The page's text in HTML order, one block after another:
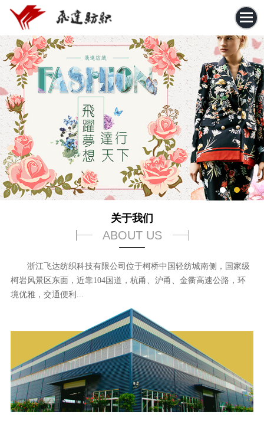
关于我们
ABOUT US
浙江飞达纺织科技有限公司位于柯桥中国轻纺城南侧，国家级
柯岩风景区东面，近靠104国道，杭甬、沪甬、金衢高速公路，环
境优雅，交通便利...